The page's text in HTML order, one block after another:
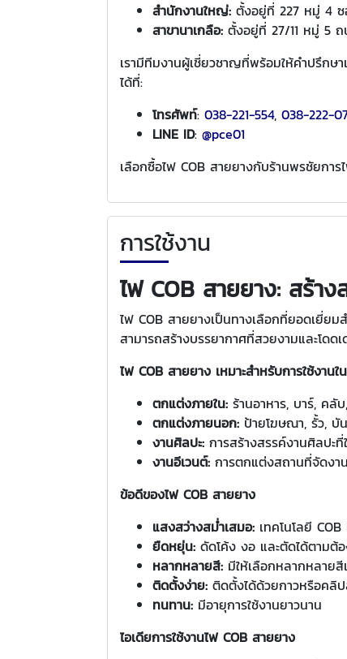
สำนักงานใหญ่: ตั้งอยู่ที่ 227 หมู่ 4 ซ
สาขานาเกลือ: ตั้งอยู่ที่ 27/11 หมู่ 5 ถ
เรามีทีมงานผู้เชี่ยวชาญที่พร้อมให้คำปรึกษ
ได้ที่:
โทรศัพท์: 038-221-554, 038-222-
LINE ID: @pce01
เลือกซื้อไฟ COB สายยางกับร้านพรชัยกา
การใช้งาน
ไฟ COB สายยาง: สร้า
ไฟ COB สายยางเป็นทางเลือกที่ยอดเยี่ย
สามารถสร้างบรรยากาศที่สวยงามและโดด
ไฟ COB สายยาง เหมาะสำหรับการใช้งาน
ตกแต่งภายใน: ร้านอาหาร, บาร์, คลั
ตกแต่งภายนอก: ป้ายโฆษณา, รั้ว, บั
งานศิลปะ: การสร้างสรรค์งานศิลปะ
งานอีเวนต์: การตกแต่งสถานที่จัดงา
ข้อดีของไฟ COB สายยาง
แสงสว่างสม่ำเสมอ: เทคโนโลยี
ยืดหยุ่น: ดัดโค้ง งอ และตัดได้ตามต้
หลากหลายสี: มีให้เลือกหลากหลาย
ติดตั้งง่าย: ติดตั้งได้ด้วยกาวหรือคลิ
ทนทาน: มีอายุการใช้งานยาวนาน
ไอเดียการใช้งานไฟ COB สายยาง